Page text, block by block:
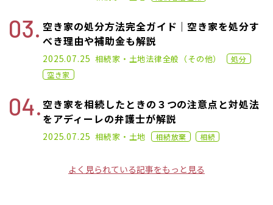
空き家の処分方法完全ガイド｜空き家を処分す
べき理由や補助金も解説
2024.11.22
2025.07.25 相続家・土地法律全般（その他）
処分
空き家
空き家を相続したときの３つの注意点と対処法
をアディーレの弁護士が解説
2023.09.28
2025.07.25 相続家・土地 相続放棄 相続
よく見られている記事をもっと見る